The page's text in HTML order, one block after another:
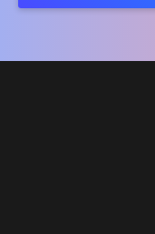
Centre de presse
Conditions d'utilisation